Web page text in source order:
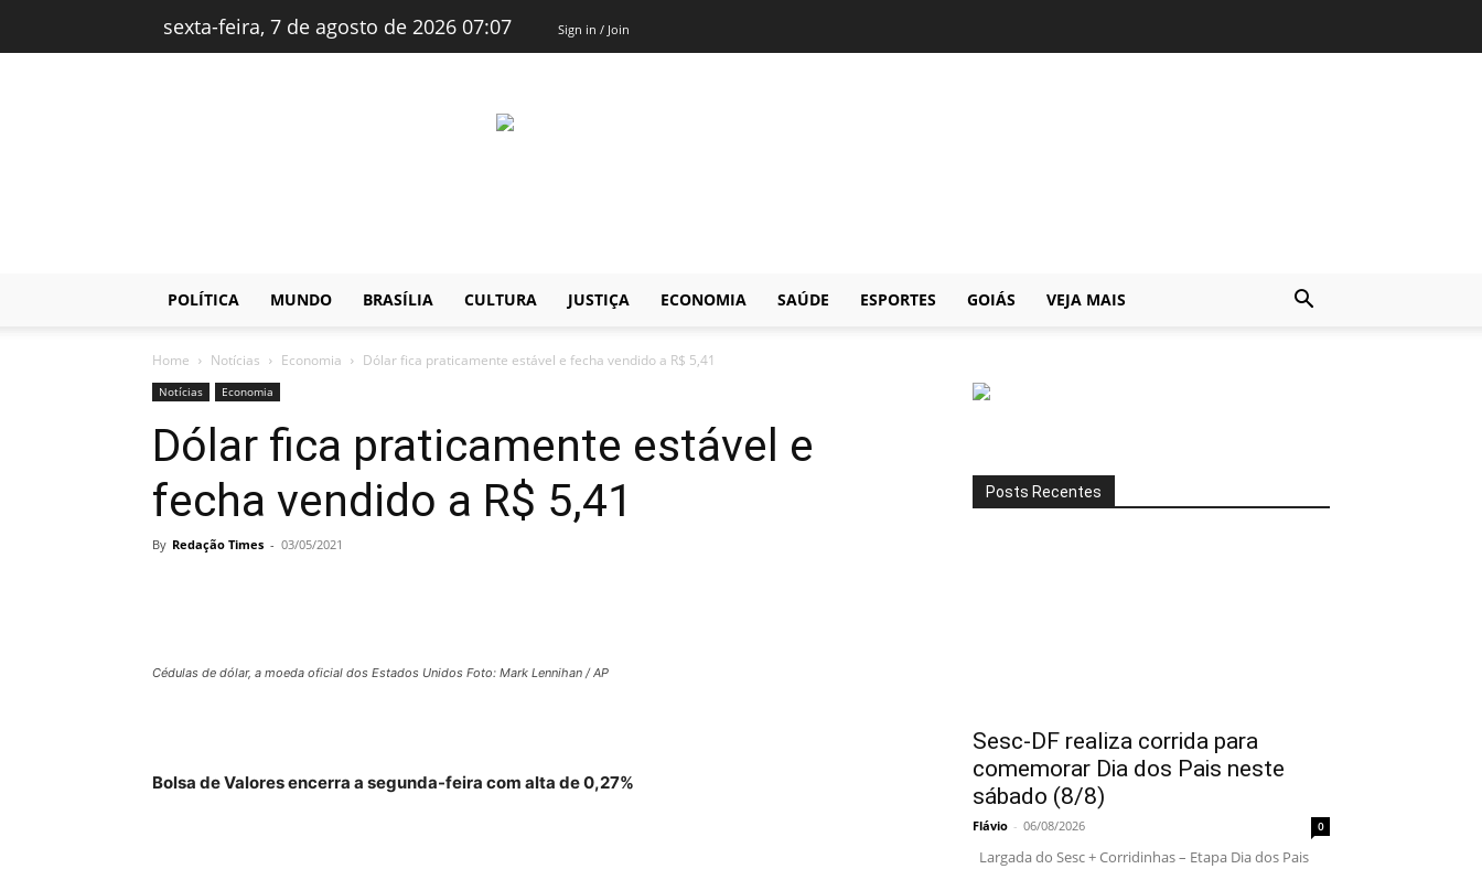
sexta-feira, 7 de agosto de 2026 07:07 Sign in / Join
POLÍTICA MUNDO BRASÍLIA CULTURA JUSTIÇA ECONOMIA SAÚDE ESPORTES GOIÁS VEJA MAIS
Home Notícias Economia Dólar fica praticamente estável e fecha vendido a R$ 5,41
Notícias Economia
Dólar fica praticamente estável e
fecha vendido a R$ 5,41
By Redação Times - 03/05/2021
Cédulas de dólar, a moeda oficial dos Estados Unidos Foto: Mark Lennihan / AP
Bolsa de Valores encerra a segunda-feira com alta de 0,27%
Posts Recentes
Sesc-DF realiza corrida para
comemorar Dia dos Pais neste
sábado (8/8)
Flávio - 06/08/2026 0
Largada do Sesc + Corridinhas – Etapa Dia dos Pais